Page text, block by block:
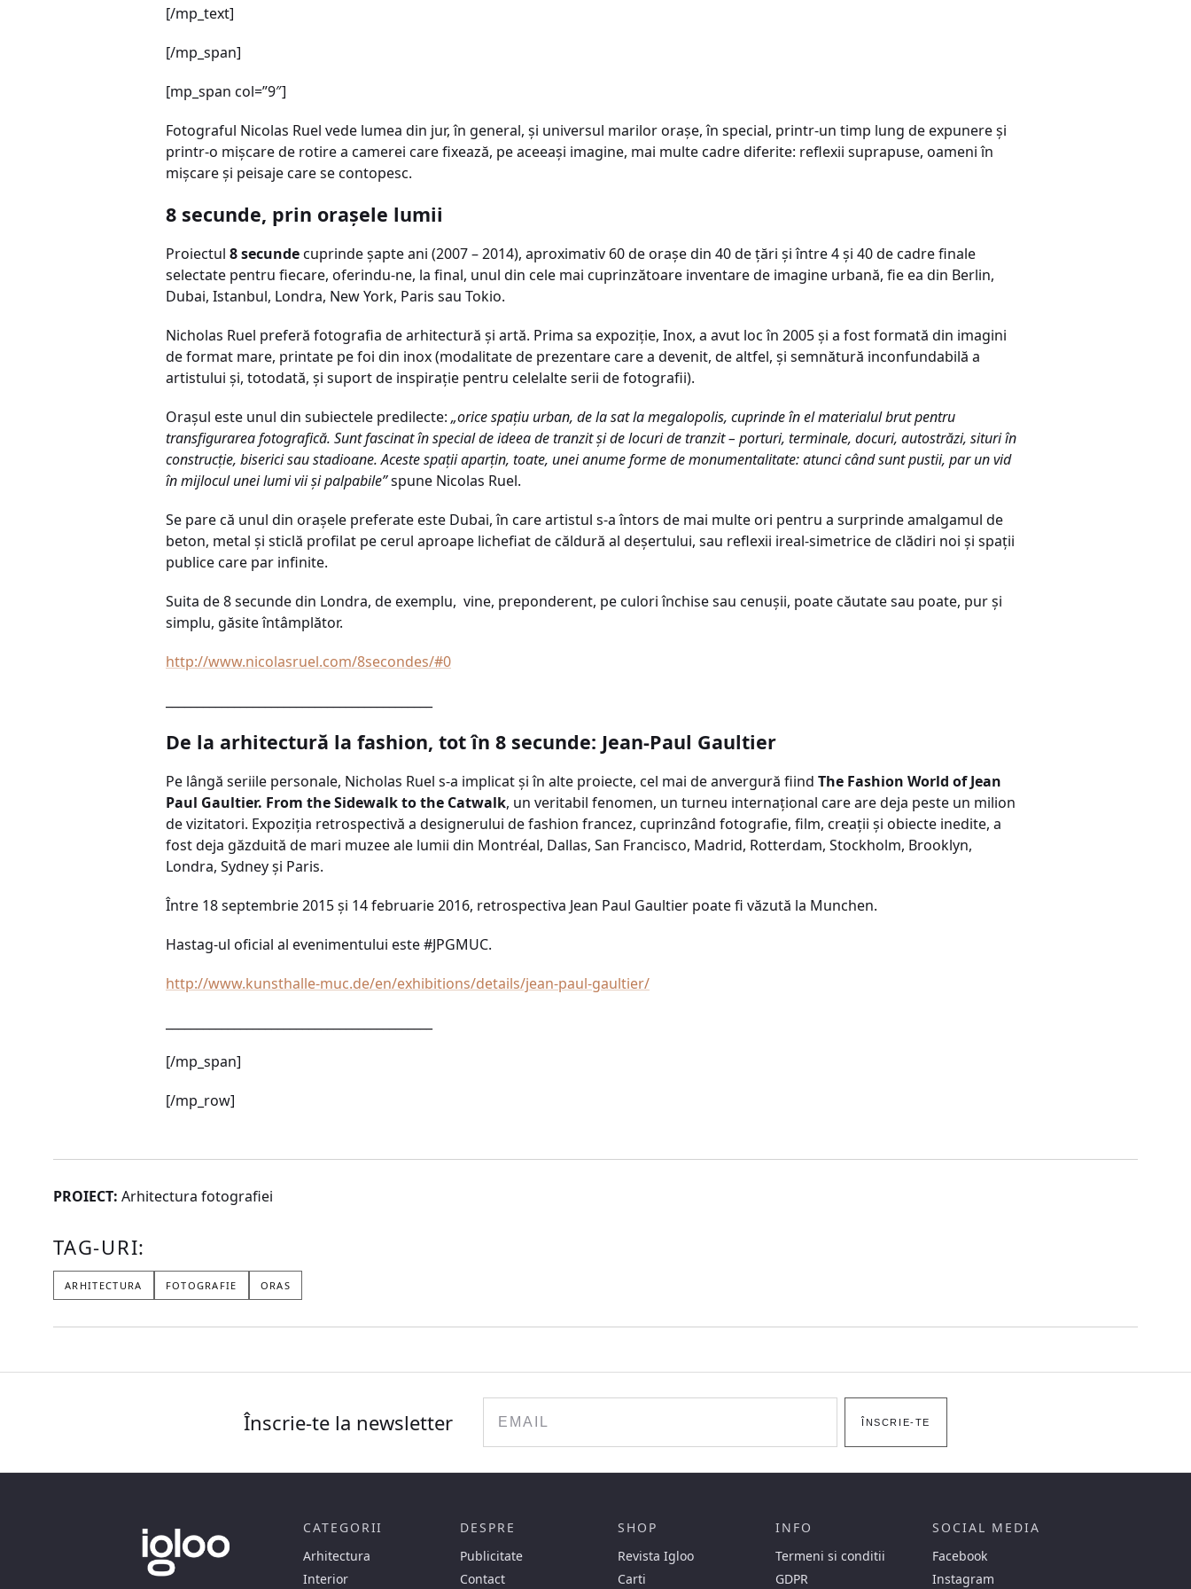
[/mp_text]
[/mp_span]
[mp_span col=”9″]
Fotograful Nicolas Ruel vede lumea din jur, în general, şi universul marilor oraşe, în special, printr-un timp lung de expunere şi
printr-o mişcare de rotire a camerei care fixează, pe aceeaşi imagine, mai multe cadre diferite: reflexii suprapuse, oameni în
mişcare şi peisaje care se contopesc.
8 secunde, prin oraşele lumii
Proiectul 8 secundecuprinde şapte ani (2007 – 2014), aproximativ 60 de oraşe din 40 de ţări şi între 4 şi 40 de cadre finale
selectate pentru fiecare, oferindu-ne, la final, unul din cele mai cuprinzătoare inventare de imagine urbană, fie ea din Berlin,
Dubai, Istanbul, Londra, New York, Paris sau Tokio.
Nicholas Ruel preferă fotografia de arhitectură şi artă. Prima sa expoziţie, Inox, a avut loc în 2005 şi a fost formată din imagini
de format mare, printate pe foi din inox (modalitate de prezentare care a devenit, de altfel, şi semnătură inconfundabilă a
artistului şi, totodată, şi suport de inspiraţie pentru celelalte serii de fotografii).
Oraşul este unul din subiectele predilecte: „orice spaţiu urban, de la sat la megalopolis, cuprinde în el materialul brut pentru
transfigurarea fotografică. Sunt fascinat în special de ideea de tranzit şi de locuri de tranzit – porturi, terminale, docuri, autostrăzi, situri în
construcţie, biserici sau stadioane. Aceste spaţii aparţin, toate, unei anume forme de monumentalitate: atunci când sunt pustii, par un vid
în mijlocul unei lumi vii şi palpabile”spune Nicolas Ruel.
Se pare că unul din oraşele preferate este Dubai, în care artistul s-a întors de mai multe ori pentru a surprinde amalgamul de
beton, metal şi sticlă profilat pe cerul aproape lichefiat de căldură al deşertului, sau reflexii ireal-simetrice de clădiri noi şi spaţii
publice care par infinite.
Suita de 8 secunde din Londra, de exemplu, vine, preponderent, pe culori închise sau cenuşii, poate căutate sau poate, pur şi
simplu, găsite întâmplător.
http://www.nicolasruel.com/8secondes/#0
De la arhitectură la fashion, tot în 8 secunde: Jean-Paul Gaultier
Pe lângă seriile personale, Nicholas Ruel s-a implicat şi în alte proiecte, cel mai de anvergură fiind The Fashion World of Jean
Paul Gaultier. From the Sidewalk to the Catwalk, un veritabil fenomen, un turneu internaţional care are deja peste un milion
de vizitatori. Expoziţia retrospectivă a designerului de fashion francez, cuprinzând fotografie, film, creaţii şi obiecte inedite, a
fost deja găzduită de mari muzee ale lumii din Montréal, Dallas, San Francisco, Madrid, Rotterdam, Stockholm, Brooklyn,
Londra, Sydney şi Paris.
Între 18 septembrie 2015 şi 14 februarie 2016, retrospectiva Jean Paul Gaultier poate fi văzută la Munchen.
Hastag-ul oficial al evenimentului este #JPGMUC.
http://www.kunsthalle-muc.de/en/exhibitions/details/jean-paul-gaultier/
[/mp_span]
[/mp_row]
PROIECT: Arhitectura fotografiei
TAG-URI:
ARHITECTURA FOTOGRAFIE ORAS
Înscrie-te la newsletter ÎNSCRIE-TE
CATEGORII
Arhitectura
Interior
DESPRE
Publicitate
Contact
SHOP
Revista Igloo
Carti
INFO
Termeni si conditii
GDPR
SOCIAL MEDIA
Facebook
Instagram